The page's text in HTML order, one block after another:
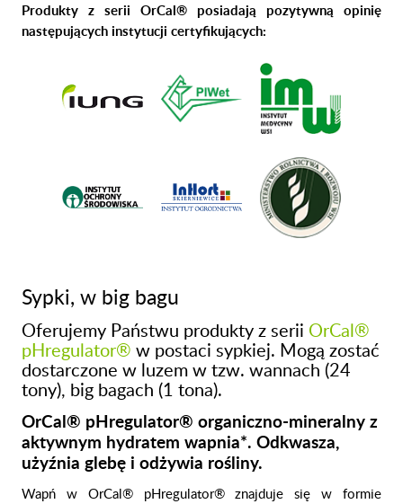
Produkty z serii OrCal® posiadają pozytywną opinię
następujących instytucji certyfikujących:
Sypki, w big bagu
Oferujemy Państwu produkty z serii OrCal®
pHregulator® w postaci sypkiej. Mogą zostać
dostarczone w luzem w tzw. wannach (24
tony), big bagach (1 tona).
OrCal® pHregulator® organiczno-mineralny z
aktywnym hydratem wapnia*. Odkwasza,
użyźnia glebę i odżywia rośliny.
Wapń w OrCal® pHregulator® znajduje się w formie